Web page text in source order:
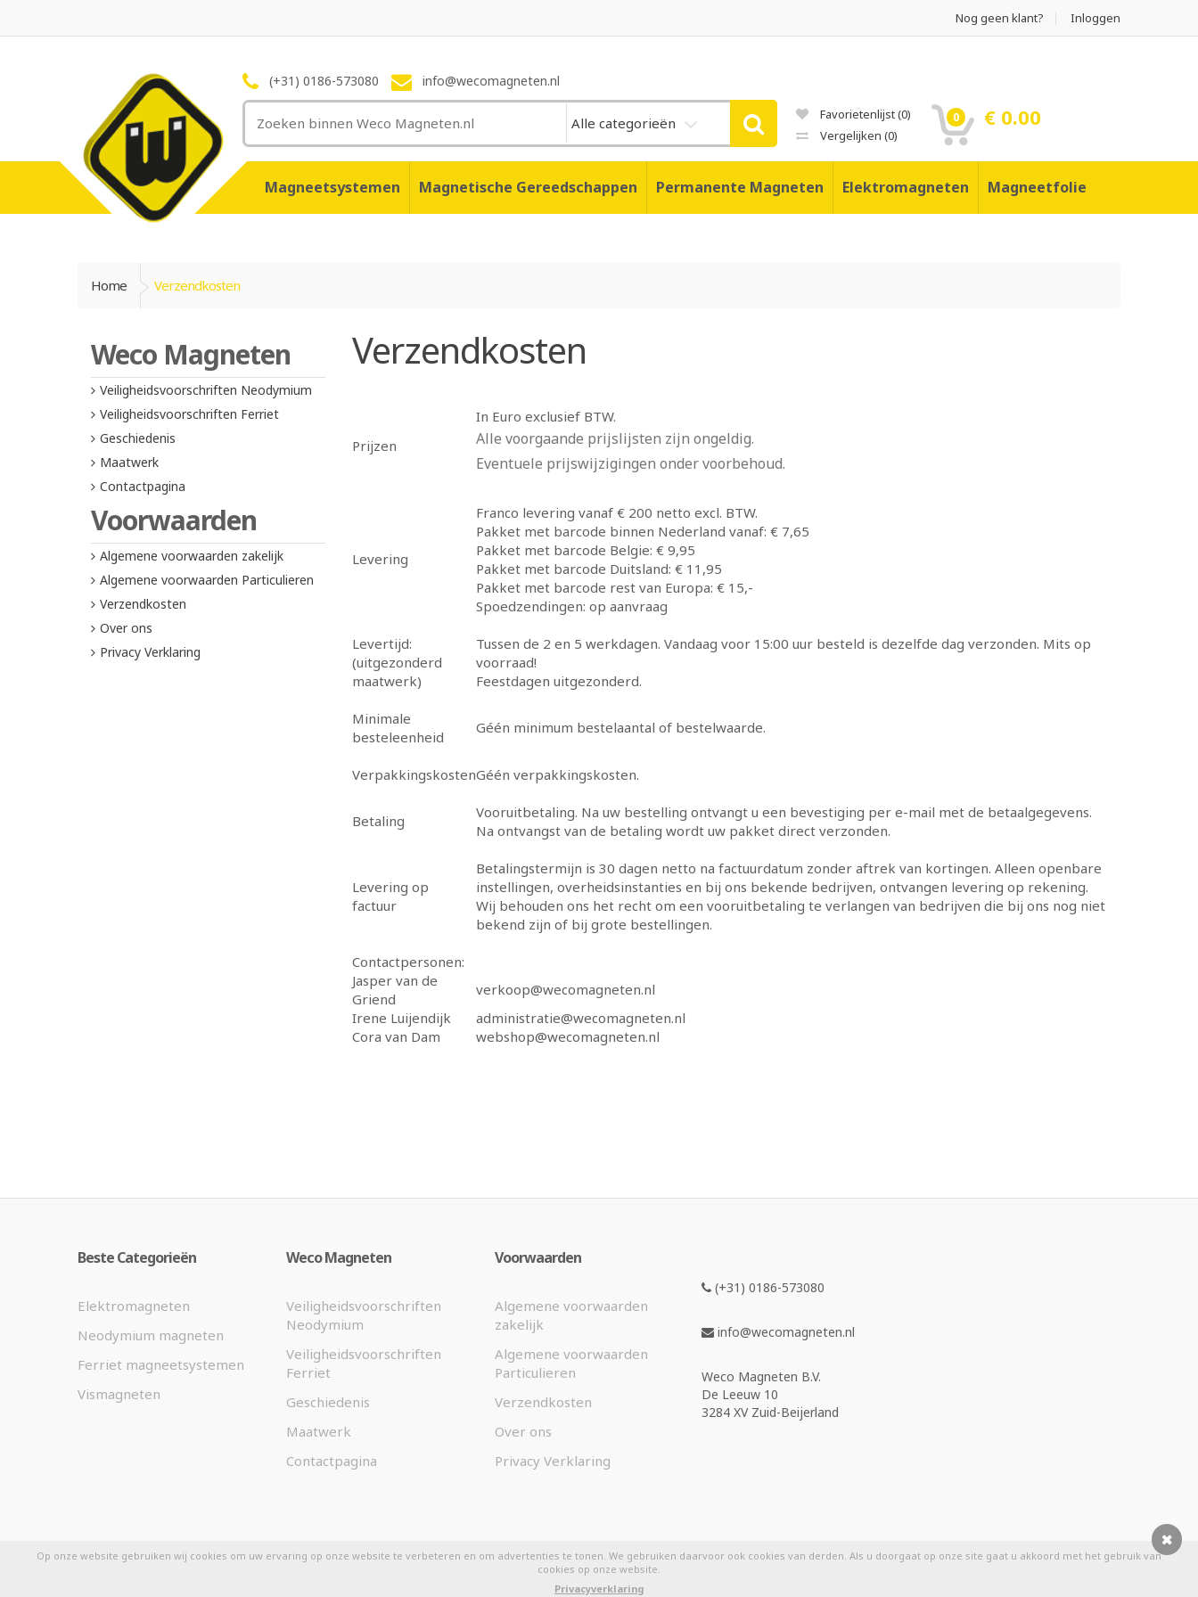
Nog geen klant? Inloggen
(+31) 0186-573080 info@wecomagneten.nl
Alle categorieën Favorietenlijst(0)
Vergelijken (0)
0 € 0.00
Magneetsystemen Magnetische Gereedschappen Permanente Magneten Elektromagneten Magneetfolie
Home Verzendkosten
Weco Magneten
Veiligheidsvoorschriften Neodymium
Veiligheidsvoorschriften Ferriet
Geschiedenis
Maatwerk
Contactpagina
Voorwaarden
Algemene voorwaarden zakelijk
Algemene voorwaarden Particulieren
Verzendkosten
Over ons
Privacy Verklaring
Verzendkosten
Prijzen
In Euro exclusief BTW.
Alle voorgaande prijslijsten zijn ongeldig.
Eventuele prijswijzigingen onder voorbehoud.
Levering
Franco levering vanaf € 200 netto excl. BTW.
Pakket met barcode binnen Nederland vanaf: € 7,65
Pakket met barcode Belgie: € 9,95
Pakket met barcode Duitsland: € 11,95
Pakket met barcode rest van Europa: € 15,-
Spoedzendingen: op aanvraag
Levertijd:
(uitgezonderd
maatwerk)
Tussen de 2 en 5 werkdagen. Vandaag voor 15:00 uur besteld is dezelfde dag verzonden. Mits op
voorraad!
Feestdagen uitgezonderd.
Minimale
besteleenheid
Géén minimum bestelaantal of bestelwaarde.
VerpakkingskostenGéén verpakkingskosten.
Betaling
Vooruitbetaling. Na uw bestelling ontvangt u een bevestiging per e-mail met de betaalgegevens.
Na ontvangst van de betaling wordt uw pakket direct verzonden.
Levering op
factuur
Betalingstermijn is 30 dagen netto na factuurdatum zonder aftrek van kortingen. Alleen openbare
instellingen, overheidsinstanties en bij ons bekende bedrijven, ontvangen levering op rekening.
Wij behouden ons het recht om een vooruitbetaling te verlangen van bedrijven die bij ons nog niet
bekend zijn of bij grote bestellingen.
Contactpersonen:
Jasper van de
Griend
verkoop@wecomagneten.nl
Irene Luijendijk
administratie@wecomagneten.nl
Cora van Dam
webshop@wecomagneten.nl
(+31) 0186-573080
info@wecomagneten.nl
Weco Magneten B.V.
De Leeuw 10
3284 XV Zuid-Beijerland
Beste Categorieën
Elektromagneten
Neodymium magneten
Ferriet magneetsystemen
Vismagneten
Weco Magneten
Veiligheidsvoorschriften
Neodymium
Veiligheidsvoorschriften
Ferriet
Geschiedenis
Maatwerk
Contactpagina
Voorwaarden
Algemene voorwaarden
zakelijk
Algemene voorwaarden
Particulieren
Verzendkosten
Over ons
Privacy Verklaring
Op onze website gebruiken wij cookies om uw ervaring op onze website te verbeteren en om advertenties te tonen. We gebruiken daarvoor ook cookies van derden. Als u doorgaat op onze site gaat u akkoord met het gebruik van
cookies op onze website.
Privacyverklaring